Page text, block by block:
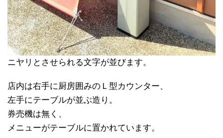
ニヤリとさせられる文字が並びます。
店内は右手に厨房囲みのＬ型カウンター、
左手にテーブルが並ぶ造り。
券売機は無く、
メニューがテーブルに置かれています。